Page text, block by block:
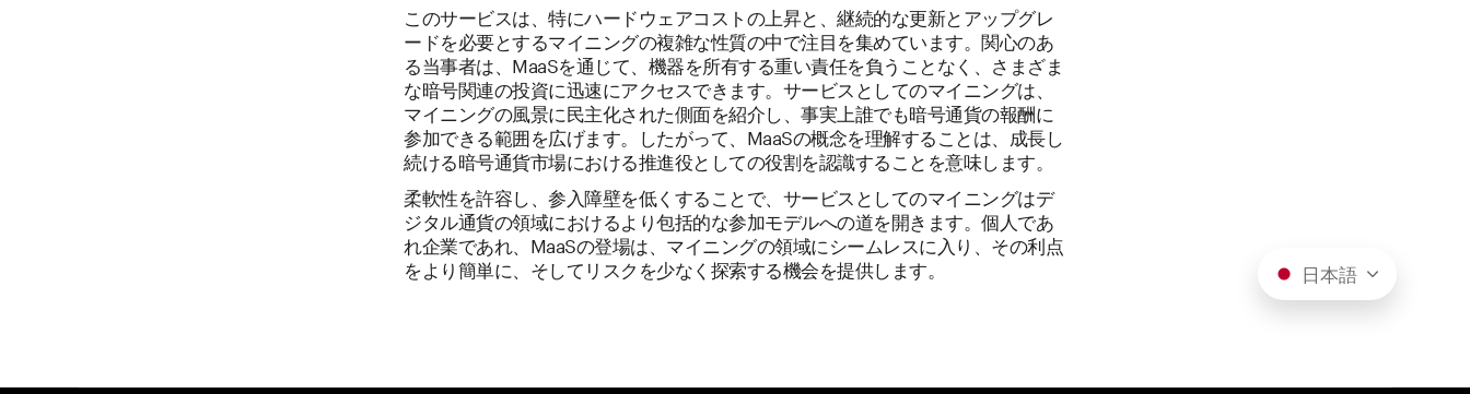
このサービスは、特にハードウェアコストの上昇と、継続的な更新とアップグレ
ードを必要とするマイニングの複雑な性質の中で注目を集めています。関心のあ
る当事者は、MaaSを通じて、機器を所有する重い責任を負うことなく、さまざま
な暗号関連の投資に迅速にアクセスできます。サービスとしてのマイニングは、
マイニングの風景に民主化された側面を紹介し、事実上誰でも暗号通貨の報酬に
参加できる範囲を広げます。したがって、MaaSの概念を理解することは、成長し
続ける暗号通貨市場における推進役としての役割を認識することを意味します。
柔軟性を許容し、参入障壁を低くすることで、サービスとしてのマイニングはデ
ジタル通貨の領域におけるより包括的な参加モデルへの道を開きます。個人であ
れ企業であれ、MaaSの登場は、マイニングの領域にシームレスに入り、その利点
をより簡単に、そしてリスクを少なく探索する機会を提供します。
日本語